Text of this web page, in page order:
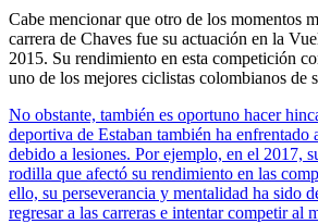
Cabe mencionar que otro de los momentos
carrera de Chaves fue su actuación en la
2015. Su rendimiento en esta competición
uno de los mejores ciclistas colombianos de
No obstante, también es oportuno hacer
deportiva de Estaban también ha enfrentado
debido a lesiones. Por ejemplo, en el 2017,
rodilla que afectó su rendimiento en las
ello, su perseverancia y mentalidad ha sido
regresar a las carreras e intentar competir al